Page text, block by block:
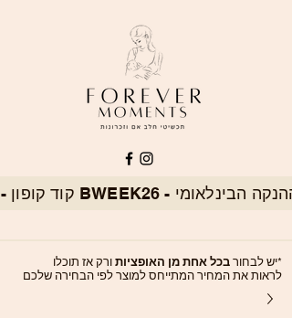
*יש לבחור בכל אחת מן האופציות ורק אז תוכלו
לראות את המחיר המתייחס למוצר לפי הבחירה שלכם